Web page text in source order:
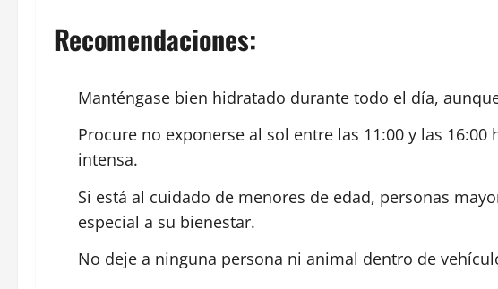
Recomendaciones:
Manténgase bien hidratado durante todo el día,
Procure no exponerse al sol entre las 11:00 y las
intensa.
Si está al cuidado de menores de edad, personas
especial a su bienestar.
No deje a ninguna persona ni animal dentro de